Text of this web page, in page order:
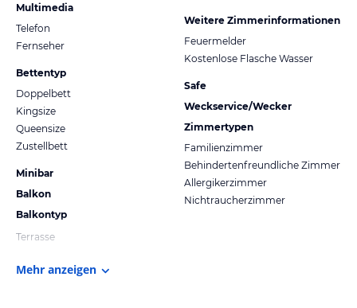
Multimedia
Telefon
Fernseher
Bettentyp
Doppelbett
Kingsize
Queensize
Zustellbett
Minibar
Balkon
Balkontyp
Terrasse
Weitere Zimmerinformationen
Feuermelder
Kostenlose Flasche Wasser
Safe
Weckservice/Wecker
Zimmertypen
Familienzimmer
Behindertenfreundliche Zimmer
Allergikerzimmer
Nichtraucherzimmer
Mehr anzeigen